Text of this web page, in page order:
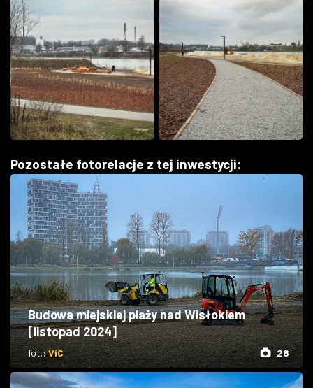
Pozostałe fotorelacje z tej inwestycji:
Budowa miejskiej plaży nad Wisłokiem
[listopad 2024]
fot.:ViC 28